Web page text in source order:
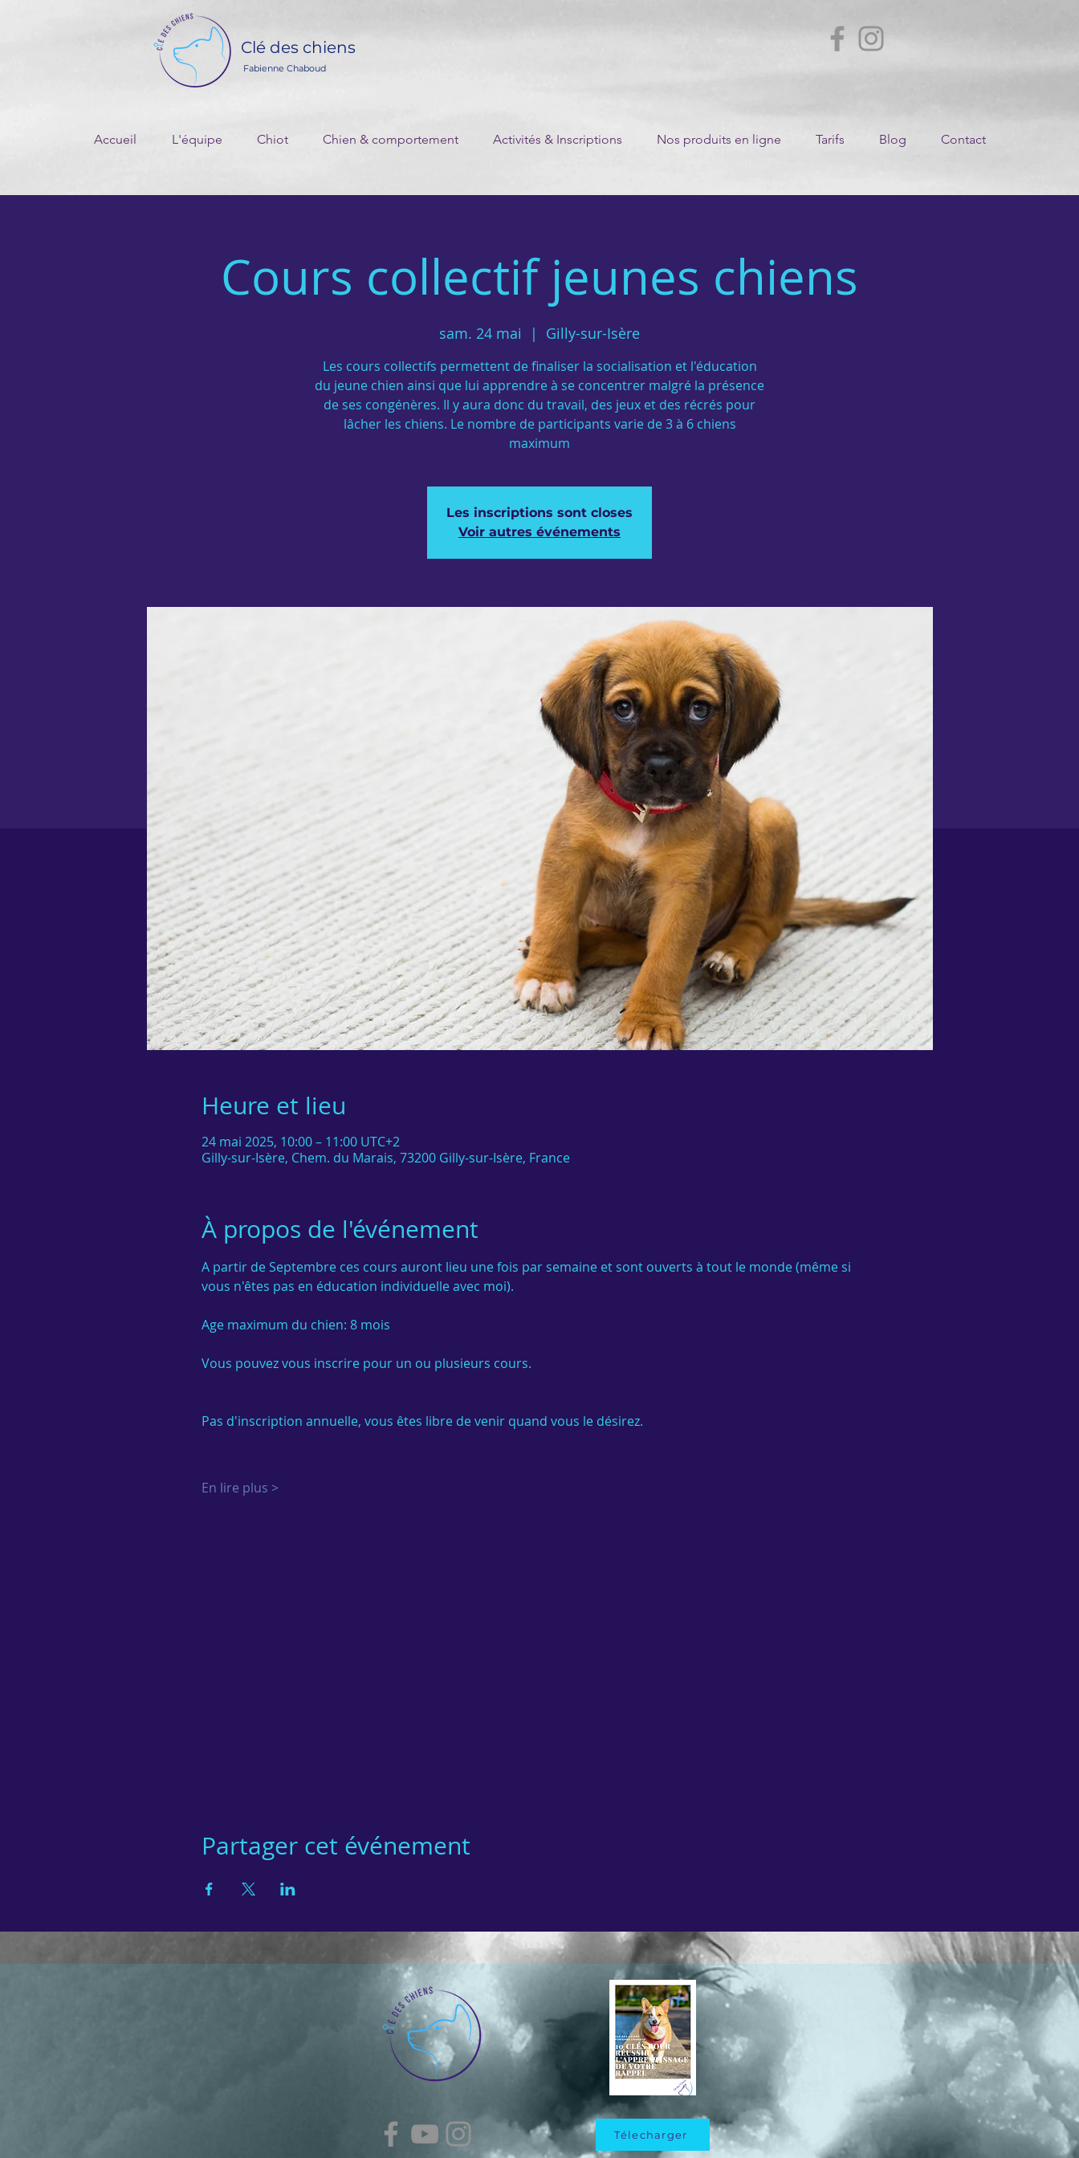
Clé des chiens
Fabienne Chaboud
Accueil L'équipe Chiot Chien & comportement Activités & Inscriptions Nos produits en ligne Tarifs Blog Contact
Cours collectif jeunes chiens
sam. 24 mai
  |
Gilly-sur-Isère
Les cours collectifs permettent de finaliser la socialisation et l'éducation
du jeune chien ainsi que lui apprendre à se concentrer malgré la présence
de ses congénères. Il y aura donc du travail, des jeux et des récrés pour
lâcher les chiens. Le nombre de participants varie de 3 à 6 chiens
maximum
Les inscriptions sont closes
Voir autres événements
Heure et lieu
24 mai 2025, 10:00 – 11:00 UTC+2
Gilly-sur-Isère, Chem. du Marais, 73200 Gilly-sur-Isère, France
À propos de l'événement
A partir de Septembre ces cours auront lieu une fois par semaine et sont ouverts à tout le monde (même si
vous n'êtes pas en éducation individuelle avec moi).
Age maximum du chien: 8 mois
En lire plus >
Partager cet événement
Télecharger